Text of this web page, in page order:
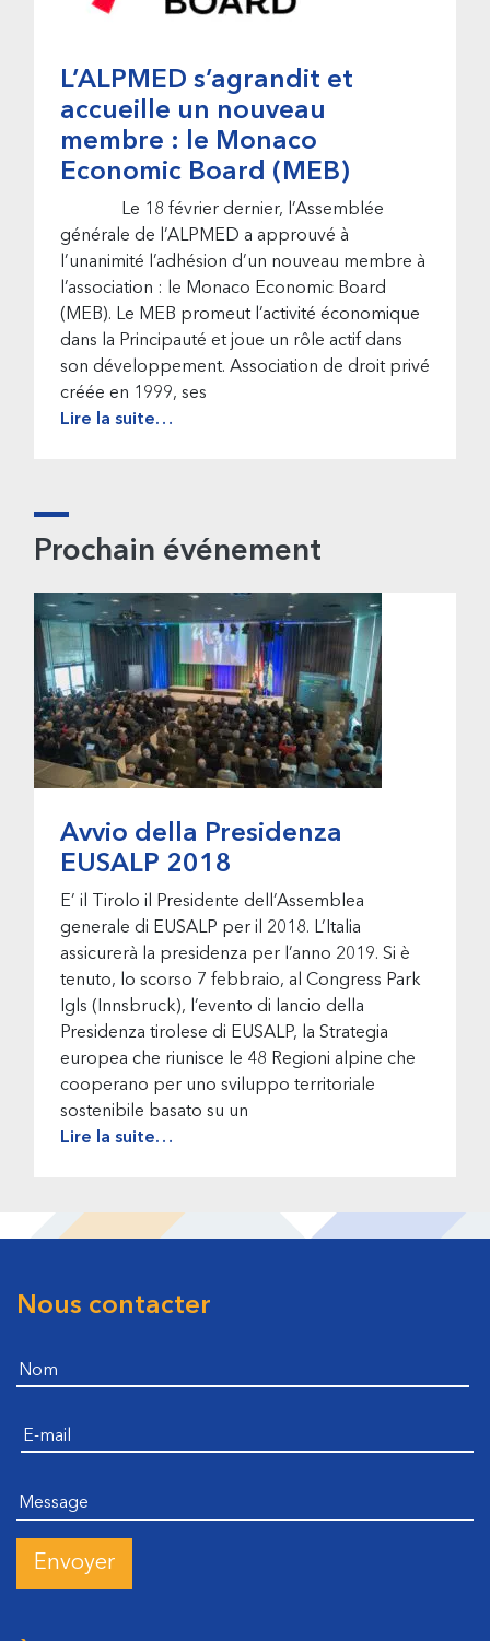
L’ALPMED s’agrandit et
accueille un nouveau
membre : le Monaco
Economic Board (MEB)
Le 18 février dernier, l’Assemblée
générale de l’ALPMED a approuvé à
l’unanimité l’adhésion d’un nouveau membre à
l’association : le Monaco Economic Board
(MEB). Le MEB promeut l’activité économique
dans la Principauté et joue un rôle actif dans
son développement. Association de droit privé
créée en 1999, ses
Lire la suite…
Prochain événement
Avvio della Presidenza
EUSALP 2018
E’ il Tirolo il Presidente dell’Assemblea
generale di EUSALP per il 2018. L’Italia
assicurerà la presidenza per l’anno 2019. Si è
tenuto, lo scorso 7 febbraio, al Congress Park
Igls (Innsbruck), l’evento di lancio della
Presidenza tirolese di EUSALP, la Strategia
europea che riunisce le 48 Regioni alpine che
cooperano per uno sviluppo territoriale
sostenibile basato su un
Lire la suite…
Footer
Nous contacter